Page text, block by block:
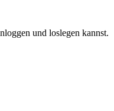
und loslegen kannst.